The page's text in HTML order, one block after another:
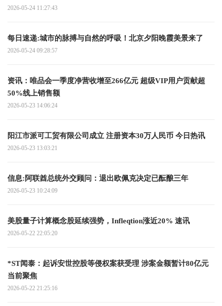
2026-05-24 11:27:43
每日速递:城市的脉搏与自然的呼吸！北京夕阳晚霞美景来了
2026-05-24 09:28:57
资讯：唯品会一季度净营收增至266亿元 超级VIP用户贡献超
50%线上销售额
2026-05-23 14:06:24
阳江市派可工贸有限公司成立 注册资本30万人民币 今日热讯
2026-05-23 13:03:21
信息:阿联酋总统外交顾问：退出欧佩克决定已酝酿三年
2026-05-23 10:24:09
美股量子计算概念股延续强势，Infleqtion涨近20% 速讯
2026-05-22 22:05:20
*ST闻泰：起诉安世控股等侵权案获受理 涉案金额暂计80亿元
当前聚焦
2026-05-22 21:25:16